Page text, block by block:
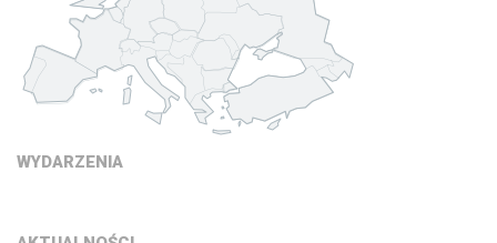
WYDARZENIA